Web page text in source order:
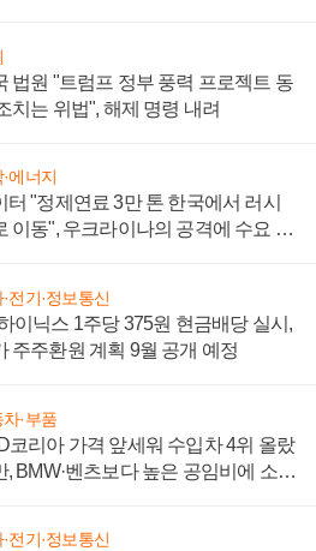
법원 "트럼프 정부 풍력 프로젝트 동
치는 위법", 해제 명령 내려
에너지
터 "정제연료 3만 톤 한국에서 러시
이동", 우크라이나의 공격에 수요 늘
전기·정보통신
이닉스 1주당 375원 현금배당 실시,
주주환원 계획 9월 공개 예정
·부품
코리아 가격 앞세워 수입차 4위 올랐
, BMW·벤츠보다 높은 공임비에 소비
전기·정보통신